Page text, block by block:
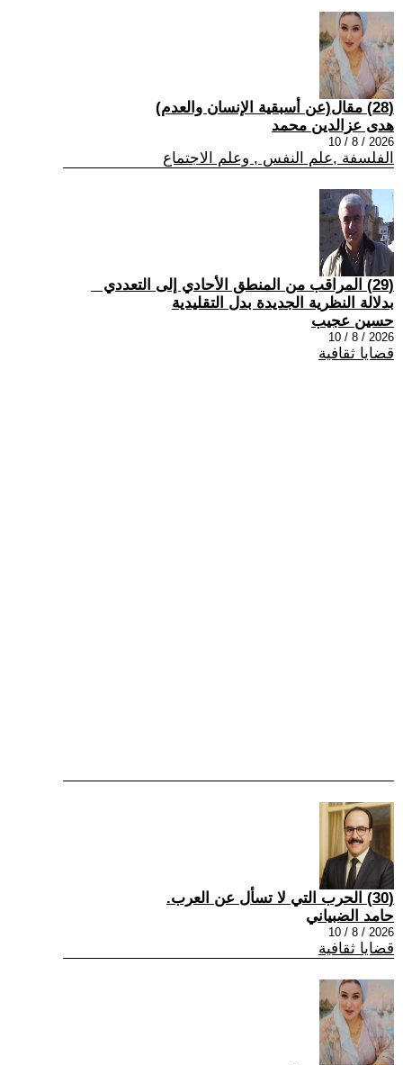
(28) مقال(عن أسبقية الإنسان والعدم)
هدى عزالدين محمد
2026 / 8 / 10
الفلسفة ,علم النفس , وعلم الاجتماع
(29) المراقب من المنطق الأحادي إلى التعددي _
بدلالة النظرية الجديدة بدل التقليدية
حسين عجيب
2026 / 8 / 10
قضايا ثقافية
(30) الحرب التي لا تسأل عن العرب.
حامد الضبياني
2026 / 8 / 10
قضايا ثقافية